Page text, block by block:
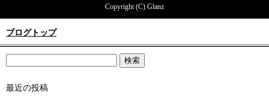
Copyright (C) Glanz
ブログトップ
最近の投稿